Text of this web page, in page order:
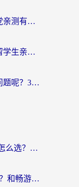
优酷地域限制怎么解锁？海外党亲测有效的追剧自由指南
海外可以看好看视频吗知乎？留学生亲测有效的回国追剧解决方案
海外看腾讯视频怎么解决版权问题呢？3步让你轻松解锁国内影视自由
海外党必看：iPhone VPN 回国怎么选？一篇搞定无缝访问国内资源
海外党必看：MalusVPN好用吗？和畅游VPN对比哪个回国效果更好？附穿梭飞鱼神龟真实体验